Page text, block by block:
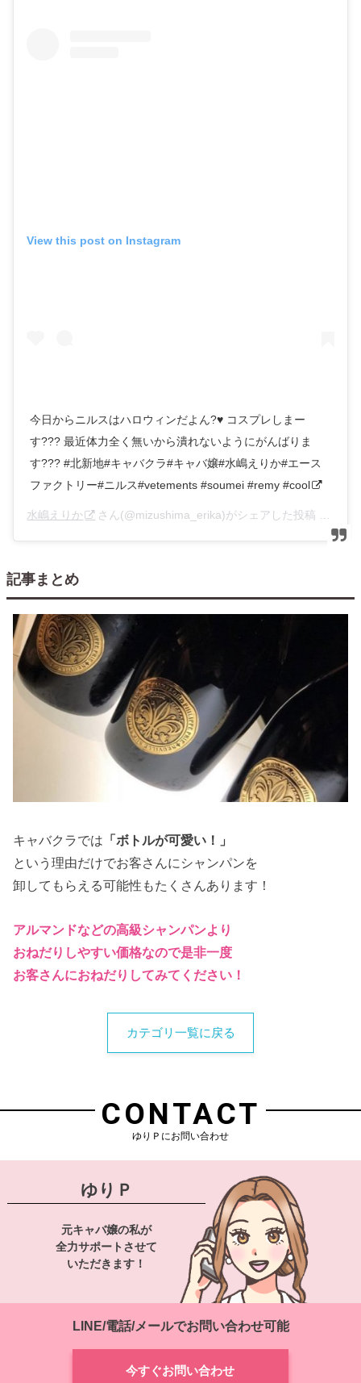
View this post on Instagram
今日からニルスはハロウィンだよん?♥️ コスプレしまー
す??? 最近体力全く無いから潰れないようにがんばりま
す??? #北新地#キャバクラ#キャバ嬢#水嶋えりか#エース
ファクトリー#ニルス#vetements #soumei #remy #cool
水嶋えりか さん(@mizushima_erika)がシェアした投稿 –
記事まとめ
キャバクラでは 「ボトルが可愛い！」
という理由だけでお客さんにシャンパンを
卸してもらえる可能性もたくさんあります！
アルマンドなどの高級シャンパンより
おねだりしやすい価格なので是非一度
お客さんにおねだりしてみてください！
カテゴリ一覧に戻る
CONTACT
ゆりＰにお問い合わせ
ゆりＰ
元キャバ嬢の私が
全力サポートさせて
いただきます！
LINE/電話/メールでお問い合わせ可能
今すぐお問い合わせ